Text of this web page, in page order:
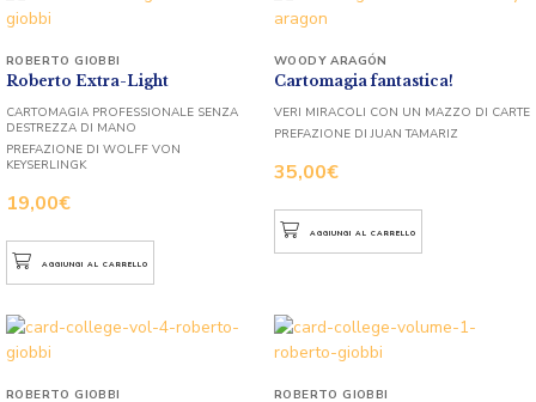
Roberto Extra-Light
19,00€
ROBERTO GIOBBI
CARTOMAGIA PROFESSIONALE SENZA
DESTREZZA DI MANO
PREFAZIONE DI WOLFF VON
KEYSERLINGK
AGGIUNGI AL CARRELLO
Cartomagia fantastica!
35,00€
WOODY ARAGÓN
VERI MIRACOLI CON UN MAZZO DI CARTE
PREFAZIONE DI JUAN TAMARIZ
AGGIUNGI AL CARRELLO
ROBERTO GIOBBI ROBERTO GIOBBI